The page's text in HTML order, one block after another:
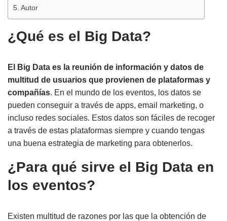
Autor
¿Qué es el Big Data?
El Big Data es la reunión de información y datos de
multitud de usuarios que provienen de plataformas y
compañías. En el mundo de los eventos, los datos se
pueden conseguir a través de apps, email marketing, o
incluso redes sociales. Estos datos son fáciles de recoger
a través de estas plataformas siempre y cuando tengas
una buena estrategia de marketing para obtenerlos.
¿Para qué sirve el Big Data en
los eventos?
Existen multitud de razones por las que la obtención de